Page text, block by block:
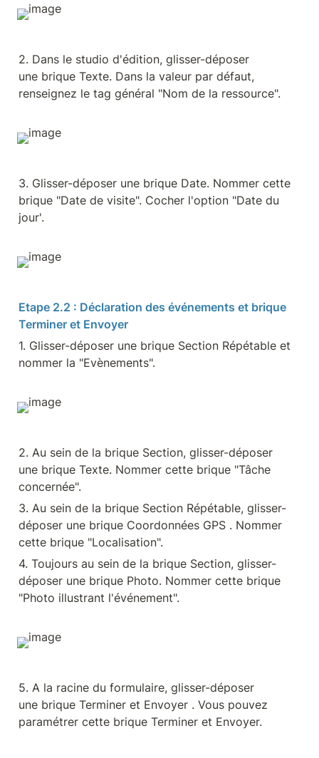
2. Dans le studio d'édition, glisser-déposer
une brique Texte. Dans la valeur par défaut,
renseignez le tag général "Nom de la ressource".
3. Glisser-déposer une brique Date. Nommer cette
brique "Date de visite". Cocher l'option "Date du
jour'.
Etape 2.2 : Déclaration des événements et brique
Terminer et Envoyer
1. Glisser-déposer une brique Section Répétable et
nommer la "Evènements".
2. Au sein de la brique Section, glisser-déposer
une brique Texte. Nommer cette brique "Tâche
concernée".
3. Au sein de la brique Section Répétable, glisser-
déposer une brique Coordonnées GPS . Nommer
cette brique "Localisation".
4. Toujours au sein de la brique Section, glisser-
déposer une brique Photo. Nommer cette brique
"Photo illustrant l'événement".
5. A la racine du formulaire, glisser-déposer
une brique Terminer et Envoyer . Vous pouvez
paramétrer cette brique Terminer et Envoyer.